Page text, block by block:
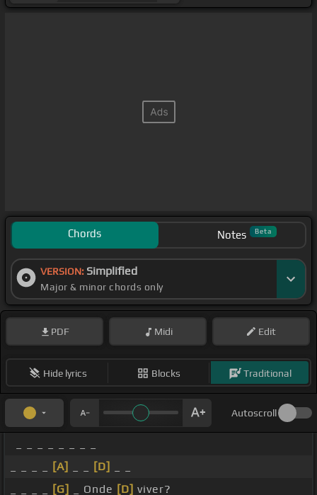
Chords Notes Beta
VERSION: Simplified
Major & minor chords only
PDF Midi Edit
Hide lyrics Blocks Traditional
Autoscroll
[A] [D]
[G] _ Onde [D] viver?